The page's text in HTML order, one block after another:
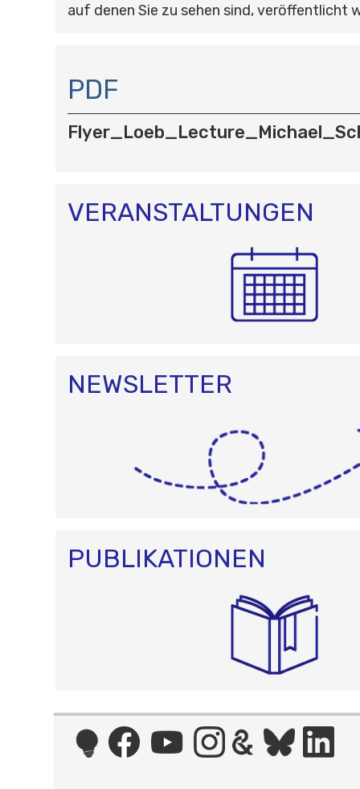
auf denen Sie zu sehen sind, veröffentlicht
A
V
I
G
O
N
PDF
VERANSTALTUNGEN
NEWSLETTER
PUBLIKATIONEN